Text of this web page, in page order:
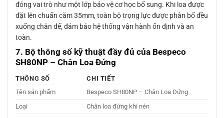
đóng vai trò như một lớp bảo vệ cơ học bổ sung. Khi loa được
đặt lên chuẩn cắm 35mm, toàn bộ trọng lực được phân bổ đều
xuống chân đế, đảm bảo hệ thống vận hành ổn định và an
toàn.
7. Bộ thông số kỹ thuật đầy đủ của Bespeco
SH80NP – Chân Loa Đứng
THÔNG SỐ
CHI TIẾT
Tên sản phẩm
Bespeco SH80NP – Chân Loa Đứng
Loại
Chân loa đứng khí nén